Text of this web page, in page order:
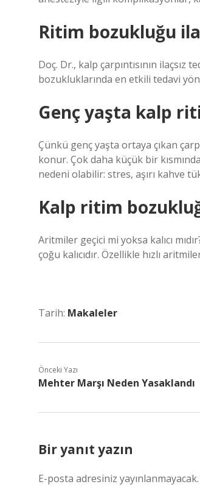
Ritim bozukluğu
Doç. Dr., kalp çarpıntısının
bozukluklarında en etkili tedavi
Genç yaşta kalp
Çünkü genç yaşta ortaya çıkan
konur. Çok daha küçük bir
nedeni olabilir: stres, aşırı kahve
Kalp ritim
Aritmiler geçici mi yoksa kalıcı
çoğu kalıcıdır. Özellikle hızlı
Tarih: Makaleler
Önceki Yazı
Mehter Marşı Neden Yasaklandı
Bir yanıt yazın
E-posta adresiniz yayınlanmayacak.